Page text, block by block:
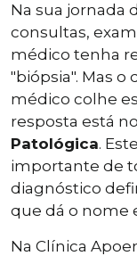
Na sua jornada
consultas,
médico tenha
"biópsia". Mas
médico colhe
resposta está no
Patológica.
importante de
diagnóstico
que dá o nome
Na Clínica